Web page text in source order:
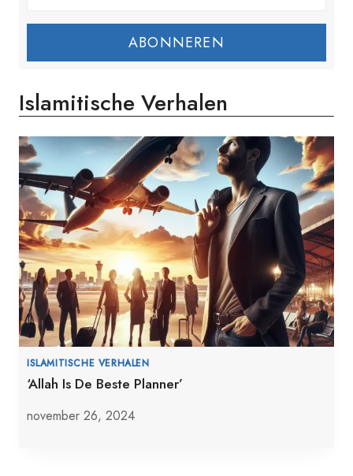
ABONNEREN
Islamitische Verhalen
ISLAMITISCHE VERHALEN
‘Allah Is De Beste Planner’
november 26, 2024